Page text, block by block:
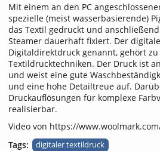
Mit einem an den PC
spezielle (meist wasserbasierende)
das Textil gedruckt und
Steamer dauerhaft fixiert. Der
Digitaldirektdruck genannt, gehört
Textildrucktechniken. Der Druck ist
und weist eine gute
und eine hohe Detailtreue auf.
Druckauflösungen für komplexe
realisierbar.
Video von https://
Tags:
digitaler textildruck